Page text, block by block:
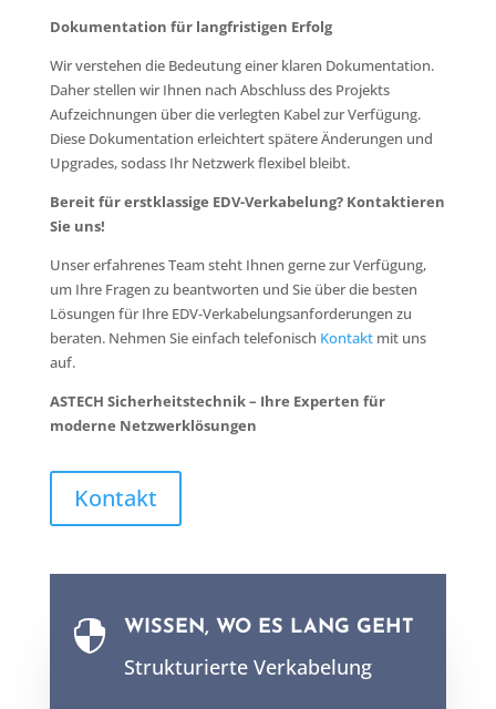
Dokumentation für langfristigen Erfolg
Wir verstehen die Bedeutung einer klaren Dokumentation.
Daher stellen wir Ihnen nach Abschluss des Projekts
Aufzeichnungen über die verlegten Kabel zur Verfügung.
Diese Dokumentation erleichtert spätere Änderungen und
Upgrades, sodass Ihr Netzwerk flexibel bleibt.
Bereit für erstklassige EDV-Verkabelung? Kontaktieren
Sie uns!
Unser erfahrenes Team steht Ihnen gerne zur Verfügung,
um Ihre Fragen zu beantworten und Sie über die besten
Lösungen für Ihre EDV-Verkabelungsanforderungen zu
beraten. Nehmen Sie einfach telefonisch Kontaktmit uns
auf.
ASTECH Sicherheitstechnik – Ihre Experten für
moderne Netzwerklösungen
Kontakt
 WISSEN, WO ES LANG GEHT
Strukturierte Verkabelung